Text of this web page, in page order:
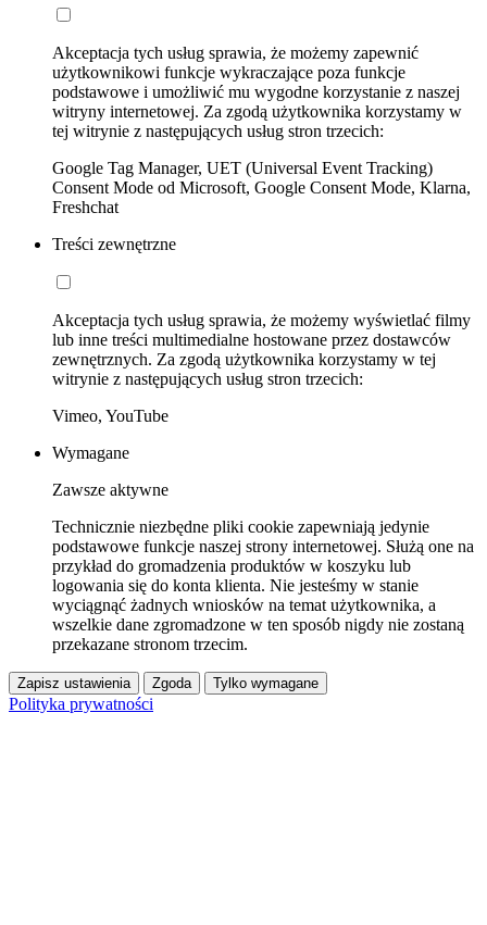
Akceptacja tych usług sprawia, że możemy zapewnić
użytkownikowi funkcje wykraczające poza funkcje
podstawowe i umożliwić mu wygodne korzystanie z naszej
witryny internetowej. Za zgodą użytkownika korzystamy w
tej witrynie z następujących usług stron trzecich:
Google Tag Manager, UET (Universal Event Tracking)
Consent Mode od Microsoft, Google Consent Mode, Klarna,
Freshchat
Treści zewnętrzne
Akceptacja tych usług sprawia, że możemy wyświetlać filmy
lub inne treści multimedialne hostowane przez dostawców
zewnętrznych. Za zgodą użytkownika korzystamy w tej
witrynie z następujących usług stron trzecich:
Vimeo, YouTube
Wymagane
Zawsze aktywne
Technicznie niezbędne pliki cookie zapewniają jedynie
podstawowe funkcje naszej strony internetowej. Służą one na
przykład do gromadzenia produktów w koszyku lub
logowania się do konta klienta. Nie jesteśmy w stanie
wyciągnąć żadnych wniosków na temat użytkownika, a
wszelkie dane zgromadzone w ten sposób nigdy nie zostaną
przekazane stronom trzecim.
Zapisz ustawienia Zgoda Tylko wymagane
Polityka prywatności